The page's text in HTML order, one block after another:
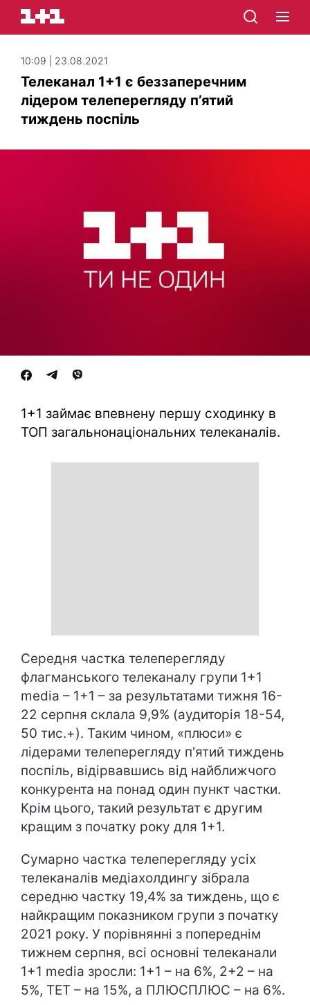
10:09 | 23.08.2021
Телеканал 1+1 є беззаперечним
лідером телеперегляду п’ятий
тиждень поспіль
1+1 займає впевнену першу сходинку в
ТОП загальнонаціональних телеканалів.
Середня частка телеперегляду
флагманського телеканалу групи 1+1
media – 1+1 – за результатами тижня 16-
22 серпня склала 9,9% (аудиторія 18-54,
50 тис.+). Таким чином, «плюси» є
лідерами телеперегляду п'ятий тиждень
поспіль, відірвавшись від найближчого
конкурента на понад один пункт частки.
Крім цього, такий результат є другим
кращим з початку року для 1+1.
Сумарно частка телеперегляду усіх
телеканалів медіахолдингу зібрала
середню частку 19,4% за тиждень, що є
найкращим показником групи з початку
2021 року. У порівнянні з попереднім
тижнем серпня, всі основні телеканали
1+1 media зросли: 1+1 – на 6%, 2+2 – на
5%, ТЕТ – на 15%, а ПЛЮСПЛЮС – на 6%.